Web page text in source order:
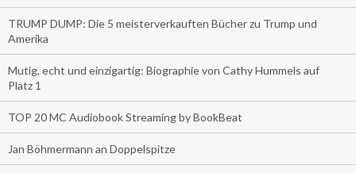
TRUMP DUMP: Die 5 meisterverkauften Bücher zu Trump und
Amerika
Mutig, echt und einzigartig: Biographie von Cathy Hummels auf
Platz 1
TOP 20 MC Audiobook Streaming by BookBeat
Jan Böhmermann an Doppelspitze